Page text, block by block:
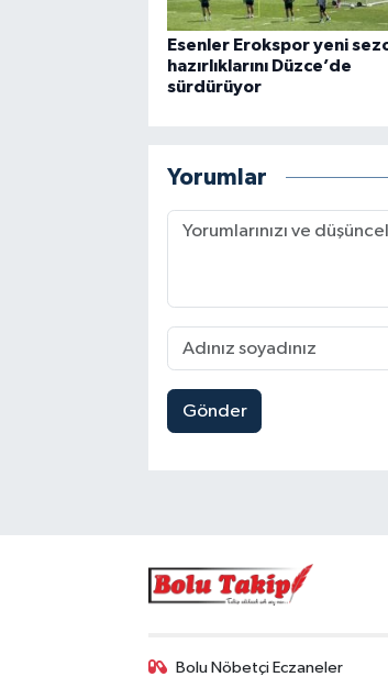
Esenler Erokspor yeni
hazırlıklarını Düzce’de
sürdürüyor
Yorumlar
Gönder
Bolu Nöbetçi Eczaneler